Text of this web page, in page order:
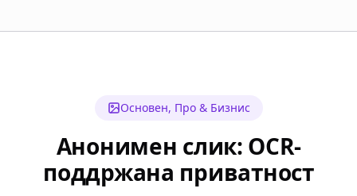
Основен, Про & Бизнис
Анонимен слик: OCR-
поддржана приватност